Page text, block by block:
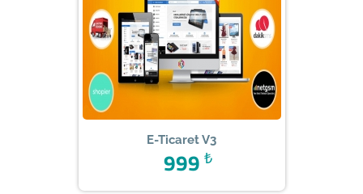
E-Ticaret V3
₺
999